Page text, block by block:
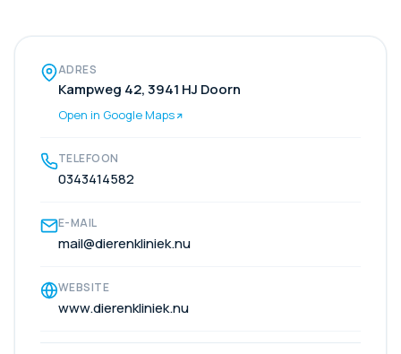
ADRES
Kampweg 42, 3941 HJ Doorn
Open in Google Maps
TELEFOON
0343414582
E-MAIL
mail@dierenkliniek.nu
WEBSITE
www.dierenkliniek.nu